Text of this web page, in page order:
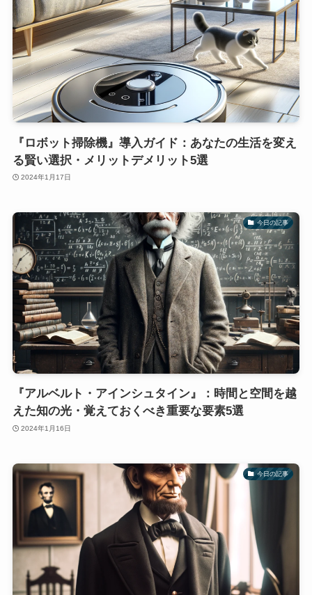
『ロボット掃除機』導入ガイド：あなたの生活を変え
る賢い選択・メリットデメリット5選
2024年1月17日
今日の記事
『アルベルト・アインシュタイン』：時間と空間を越
えた知の光・覚えておくべき重要な要素5選
2024年1月16日
今日の記事